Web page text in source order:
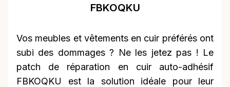
FBKOQKU
Vos meubles et vêtements en cuir préférés ont
subi des dommages ? Ne les jetez pas ! Le
patch de réparation en cuir auto-adhésif
FBKOQKU est la solution idéale pour leur